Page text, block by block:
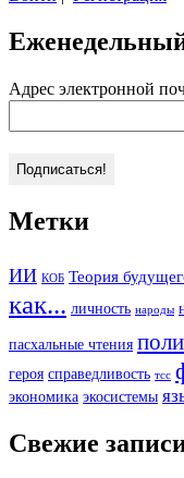
Адрес электронной
Метки
ИИ КОБ Теория
как... личность народы
пасхальные чтения
героя справедливость тсс
экономика экосистемы
Свежие